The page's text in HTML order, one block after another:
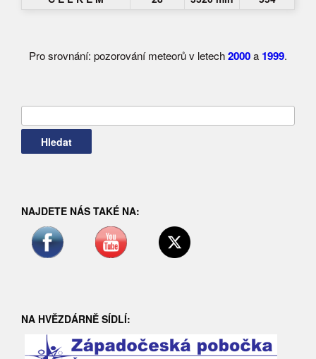
Pro srovnání: pozorování meteorů v letech2000a 1999.
NAJDETE NÁS TAKÉ NA:
NA HVĚZDÁRNĚ SÍDLÍ: